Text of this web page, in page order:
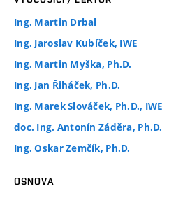
Ing. Martin Drbal
Ing. Jaroslav Kubíček, IWE
Ing. Martin Myška, Ph.D.
Ing. Jan Řiháček, Ph.D.
Ing. Marek Slováček, Ph.D., IWE
doc. Ing. Antonín Záděra, Ph.D.
Ing. Oskar Zemčík, Ph.D.
OSNOVA